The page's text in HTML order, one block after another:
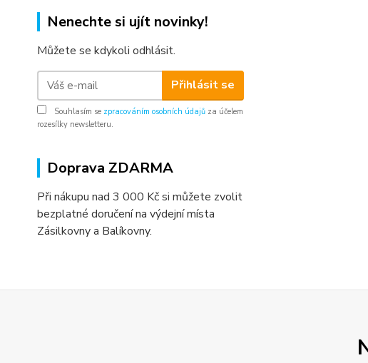
Nenechte si ujít novinky!
Můžete se kdykoli odhlásit.
Přihlásit se
Souhlasím se zpracováním osobních údajů za účelem
rozesílky newsletteru.
Doprava ZDARMA
Při nákupu nad 3 000 Kč si můžete zvolit
bezplatné doručení na výdejní místa
Zásilkovny a Balíkovny.